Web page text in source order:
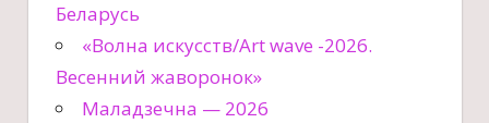
Беларусь
«Волна искусств/Art wave -2026.
Весенний жаворонок»
Маладзечна — 2026